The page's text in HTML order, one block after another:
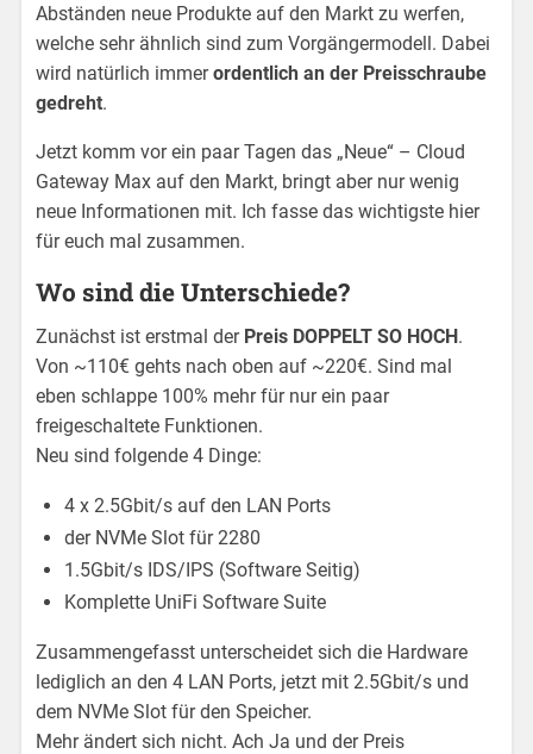
Abständen neue Produkte auf den Markt zu werfen,
welche sehr ähnlich sind zum Vorgängermodell. Dabei
wird natürlich immerordentlich an der Preisschraube
gedreht.
Jetzt komm vor ein paar Tagen das „Neue“ – Cloud
Gateway Max auf den Markt, bringt aber nur wenig
neue Informationen mit. Ich fasse das wichtigste hier
für euch mal zusammen.
Wo sind die Unterschiede?
Zunächst ist erstmal der Preis DOPPELT SO HOCH.
Von ~110€ gehts nach oben auf ~220€. Sind mal
eben schlappe 100% mehr für nur ein paar
freigeschaltete Funktionen.
Neu sind folgende 4 Dinge:
4 x 2.5Gbit/s auf den LAN Ports
der NVMe Slot für 2280
1.5Gbit/s IDS/IPS (Software Seitig)
Komplette UniFi Software Suite
Zusammengefasst unterscheidet sich die Hardware
lediglich an den 4 LAN Ports, jetzt mit 2.5Gbit/s und
dem NVMe Slot für den Speicher.
Mehr ändert sich nicht. Ach Ja und der Preis